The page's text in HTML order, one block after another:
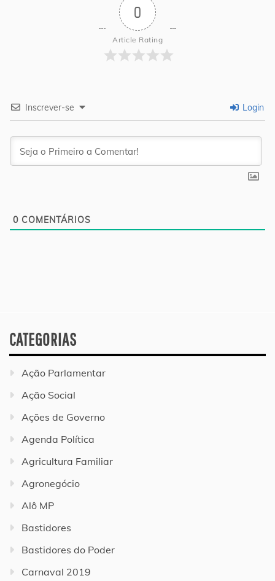
0
Article Rating
Inscrever-se Login
0 COMENTÁRIOS
CATEGORIAS
Ação Parlamentar
Ação Social
Ações de Governo
Agenda Política
Agricultura Familiar
Agronegócio
Alô MP
Bastidores
Bastidores do Poder
Carnaval 2019